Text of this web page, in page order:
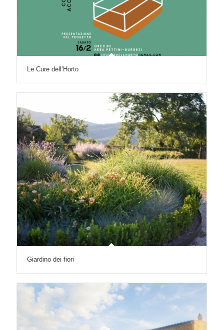
Le Cure dell’Horto
Giardino dei fiori